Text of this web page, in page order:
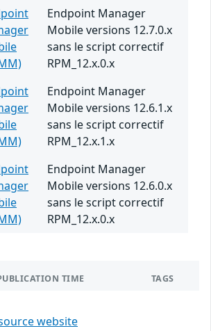
Endpoint Manager
Mobile versions 12.7.0.x
sans le script correctif
RPM_12.x.0.x
Endpoint Manager
Mobile versions 12.6.1.x
sans le script correctif
RPM_12.x.1.x
Endpoint Manager
Mobile versions 12.6.0.x
sans le script correctif
RPM_12.x.0.x
TIME TAGS
website